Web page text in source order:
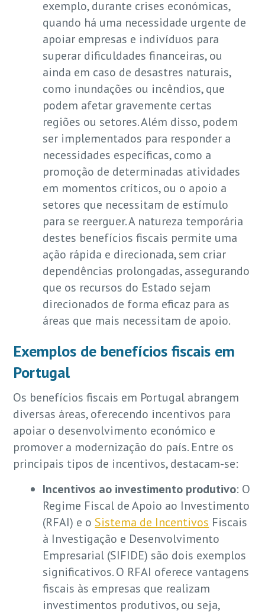
exemplo, durante crises económicas,
quando há uma necessidade urgente de
apoiar empresas e indivíduos para
superar dificuldades financeiras, ou
ainda em caso de desastres naturais,
como inundações ou incêndios, que
podem afetar gravemente certas
regiões ou setores. Além disso, podem
ser implementados para responder a
necessidades específicas, como a
promoção de determinadas atividades
em momentos críticos, ou o apoio a
setores que necessitam de estímulo
para se reerguer. A natureza temporária
destes benefícios fiscais permite uma
ação rápida e direcionada, sem criar
dependências prolongadas, assegurando
que os recursos do Estado sejam
direcionados de forma eficaz para as
áreas que mais necessitam de apoio.
Exemplos de benefícios fiscais em
Portugal
Os benefícios fiscais em Portugal abrangem
diversas áreas, oferecendo incentivos para
apoiar o desenvolvimento económico e
promover a modernização do país. Entre os
principais tipos de incentivos, destacam-se:
Incentivos ao investimento produtivo: O
Regime Fiscal de Apoio ao Investimento
(RFAI) e oSistema de Incentivos Fiscais
à Investigação e Desenvolvimento
Empresarial (SIFIDE) são dois exemplos
significativos. O RFAI oferece vantagens
fiscais às empresas que realizam
investimentos produtivos, ou seja,